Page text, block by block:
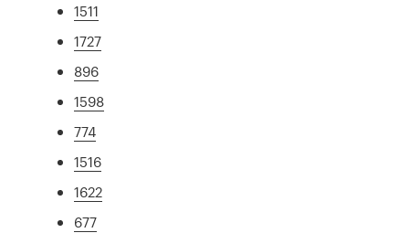
1511
1727
896
1598
774
1516
1622
677